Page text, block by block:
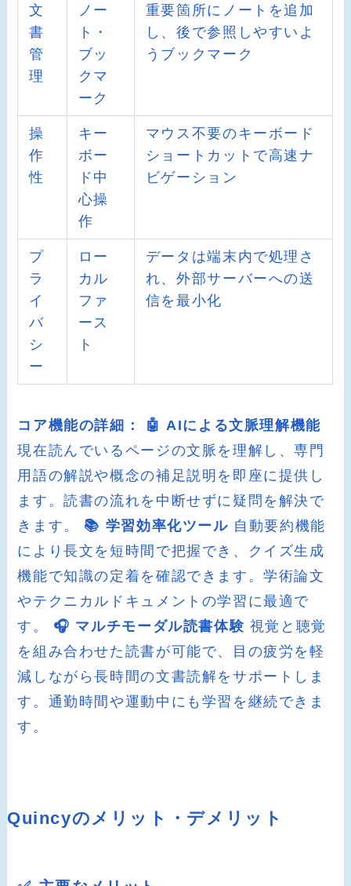
文
書
管
理
ノー
ト・
ブッ
クマ
ーク
重要箇所にノートを追加
し、後で参照しやすいよ
うブックマーク
操
作
性
キー
ボー
ド中
心操
作
マウス不要のキーボード
ショートカットで高速ナ
ビゲーション
プ
ラ
イ
バ
シ
ー
ロー
カル
ファ
ース
ト
データは端末内で処理さ
れ、外部サーバーへの送
信を最小化
コア機能の詳細：
🤖 AIによる文脈理解機能
現在読んでいるページの文脈を理解し、専門
用語の解説や概念の補足説明を即座に提供し
ます。読書の流れを中断せずに疑問を解決で
きます。 📚 学習効率化ツール 自動要約機能
により長文を短時間で把握でき、クイズ生成
機能で知識の定着を確認できます。学術論文
やテクニカルドキュメントの学習に最適で
す。 🎧 マルチモーダル読書体験 視覚と聴覚
を組み合わせた読書が可能で、目の疲労を軽
減しながら長時間の文書読解をサポートしま
す。通勤時間や運動中にも学習を継続できま
す。
Quincyのメリット・デメリット